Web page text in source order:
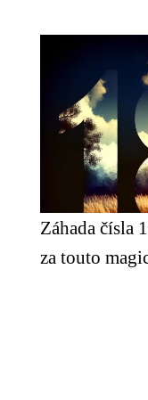
Záhada čísla
za touto